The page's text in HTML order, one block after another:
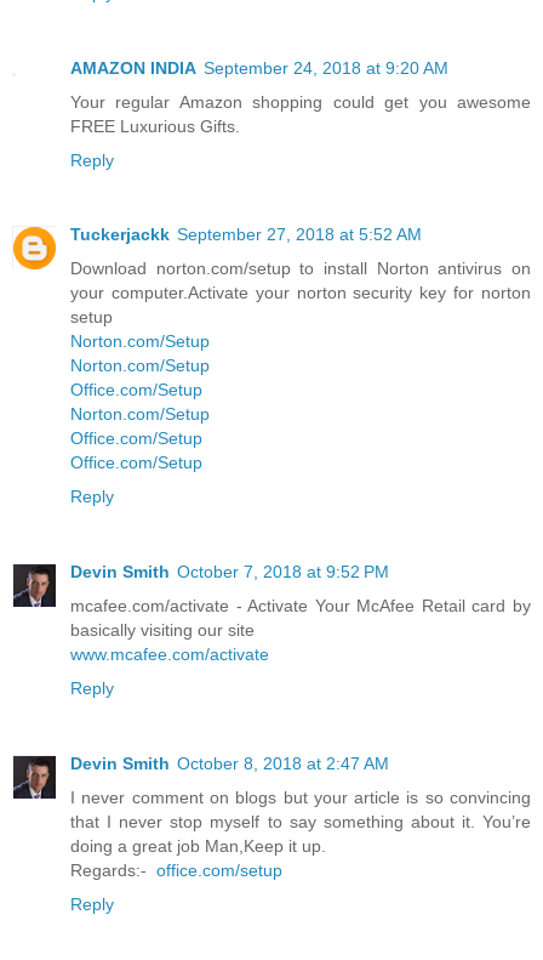
AMAZON INDIA September 24, 2018 at 9:20 AM
Your regular Amazon shopping could get you awesome
FREE Luxurious Gifts.
Reply
Tuckerjackk September 27, 2018 at 5:52 AM
Download norton.com/setup to install Norton antivirus on
your computer.Activate your norton security key for norton
setup
Norton.com/Setup
Norton.com/Setup
Office.com/Setup
Norton.com/Setup
Office.com/Setup
Office.com/Setup
Reply
Devin Smith October 7, 2018 at 9:52 PM
mcafee.com/activate - Activate Your McAfee Retail card by
basically visiting our site
www.mcafee.com/activate
Reply
Devin Smith October 8, 2018 at 2:47 AM
I never comment on blogs but your article is so convincing
that I never stop myself to say something about it. You’re
doing a great job Man,Keep it up.
Regards:- office.com/setup
Reply